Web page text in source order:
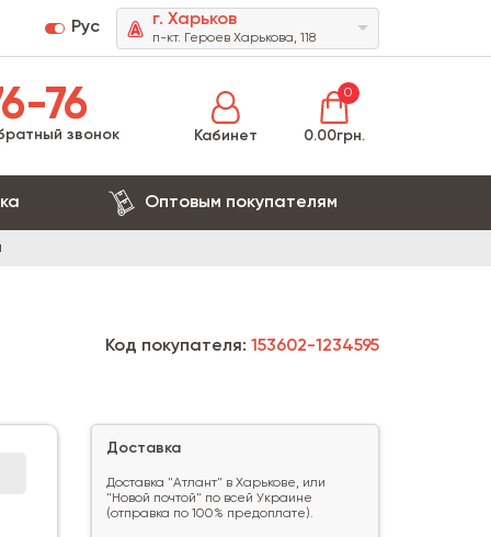
Рус г. Харьков
п-кт. Героев Харькова, 118
76
звонок Кабинет
0
0.00грн.
Оптовым покупателям
Код покупателя: 153602-1234595
Доставка
Доставка "Атлант" в Харькове, или
"Новой почтой" по всей Украине
(отправка по 100% предоплате).